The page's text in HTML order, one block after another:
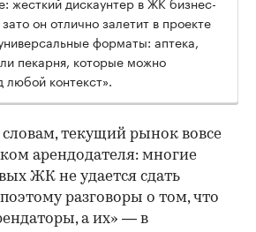
он отлично залетит в проекте
форматы: аптека,
пекарня, которые можно
любой контекст».
текущий рынок вовсе
арендодателя: многие
ЖК не удается сдать
разговоры о том, что
а их» — в